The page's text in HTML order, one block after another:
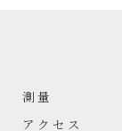
測量
アクセス